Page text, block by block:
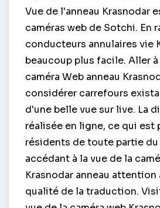
Vue de l'anneau Krasnodar
caméras web de Sotchi. En
conducteurs annulaires vie
beaucoup plus facile. Aller
caméra Web anneau
considérer carrefours
d'une belle vue sur live. La
réalisée en ligne, ce qui est
résidents de toute partie du
accédant à la vue de la
Krasnodar anneau
qualité de la traduction.